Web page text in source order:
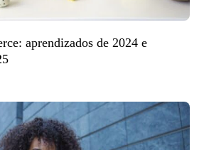
aprendizados de 2024 e